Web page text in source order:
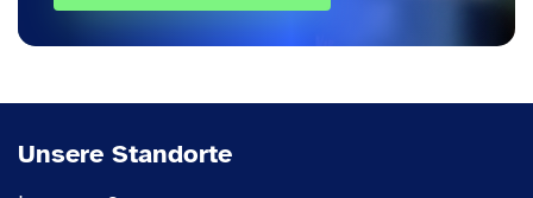
Unsere Standorte